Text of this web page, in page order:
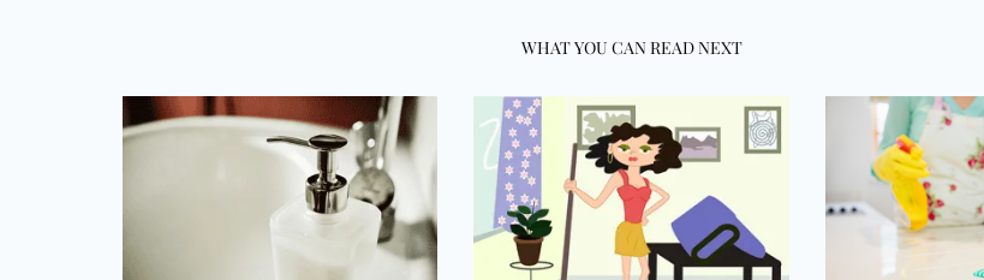
WHAT YOU CAN READ NEXT